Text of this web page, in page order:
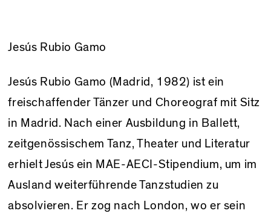
Jesús Rubio Gamo
Jesús Rubio Gamo (Madrid, 1982) ist ein
freischaffender Tänzer und Choreograf mit Sitz
in Madrid. Nach einer Ausbildung in Ballett,
zeitgenössischem Tanz, Theater und Literatur
erhielt Jesús ein MAE-AECI-Stipendium, um im
Ausland weiterführende Tanzstudien zu
absolvieren. Er zog nach London, wo er sein